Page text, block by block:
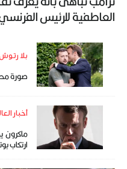
العاطفية للرئيس
بلا
صورة
أخبار
ماكرون
ارتكاب